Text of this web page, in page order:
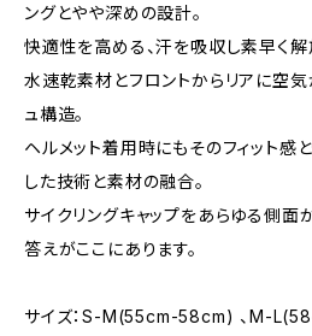
ングとやや深めの設計。
快適性を高める、汗を吸収し素早く
水速乾素材とフロントからリアに空
ュ構造。
ヘルメット着用時にもそのフィット
した技術と素材の融合。
サイクリングキャップをあらゆる側面
答えがここにあります。
サイズ：S-M(55cm-58cm) 、M-